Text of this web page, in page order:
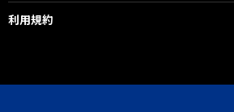
利用規約